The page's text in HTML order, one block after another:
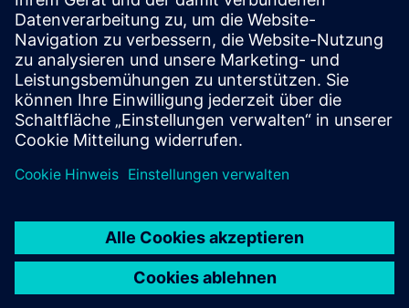
©Siemens2026
Impressum
Datenschutz
Cookie-Richtlinien
Nutzungsbedingungen
Digitales Zertifikat